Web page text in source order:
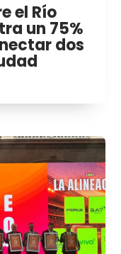
el Río
un 75%
dos